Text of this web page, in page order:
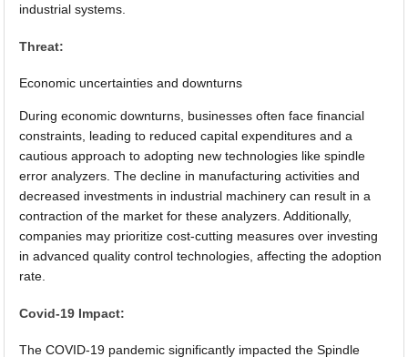
industrial systems.
Threat:
Economic uncertainties and downturns
During economic downturns, businesses often face financial
constraints, leading to reduced capital expenditures and a
cautious approach to adopting new technologies like spindle
error analyzers. The decline in manufacturing activities and
decreased investments in industrial machinery can result in a
contraction of the market for these analyzers. Additionally,
companies may prioritize cost-cutting measures over investing
in advanced quality control technologies, affecting the adoption
rate.
Covid-19 Impact:
The COVID-19 pandemic significantly impacted the Spindle